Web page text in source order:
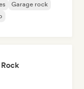
Garage rock